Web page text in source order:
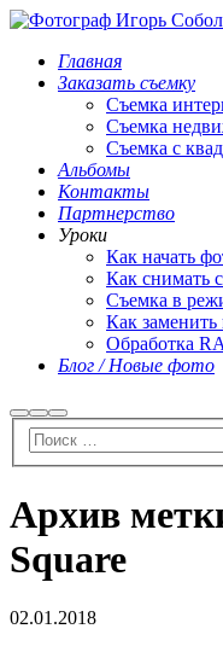
Главная
Заказать съемку
Съемка
Съемка
Съемка с
Альбомы
Контакты
Партнерство
Уроки
Как начать
Как снимать
Съемка в
Как
Обработка
Блог / Новые фото
НайтиБольше
информации
Главное
меню
Архив
Square
02.01.2018